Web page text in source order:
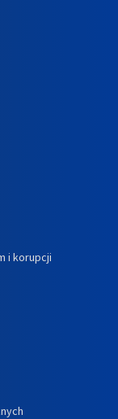
i korupcji